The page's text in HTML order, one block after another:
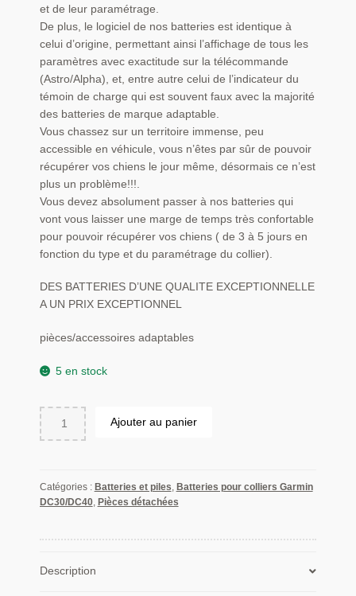
et de leur paramétrage.
De plus, le logiciel de nos batteries est identique à
celui d’origine, permettant ainsi l’affichage de tous les
paramètres avec exactitude sur la télécommande
(Astro/Alpha), et, entre autre celui de l’indicateur du
témoin de charge qui est souvent faux avec la majorité
des batteries de marque adaptable.
Vous chassez sur un territoire immense, peu
accessible en véhicule, vous n’êtes par sûr de pouvoir
récupérer vos chiens le jour même, désormais ce n’est
plus un problème!!!.
Vous devez absolument passer à nos batteries qui
vont vous laisser une marge de temps très confortable
pour pouvoir récupérer vos chiens ( de 3 à 5 jours en
fonction du type et du paramétrage du collier).
DES BATTERIES D’UNE QUALITE EXCEPTIONNELLE
A UN PRIX EXCEPTIONNEL
pièces/accessoires adaptables
5 en stock
quantité
de
Garmin
DC30/DC40
Ajouter au panier
Catégories : Batteries et piles, Batteries pour colliers Garmin
DC30/DC40, Pièces détachées
Description